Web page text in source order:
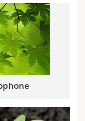
et management